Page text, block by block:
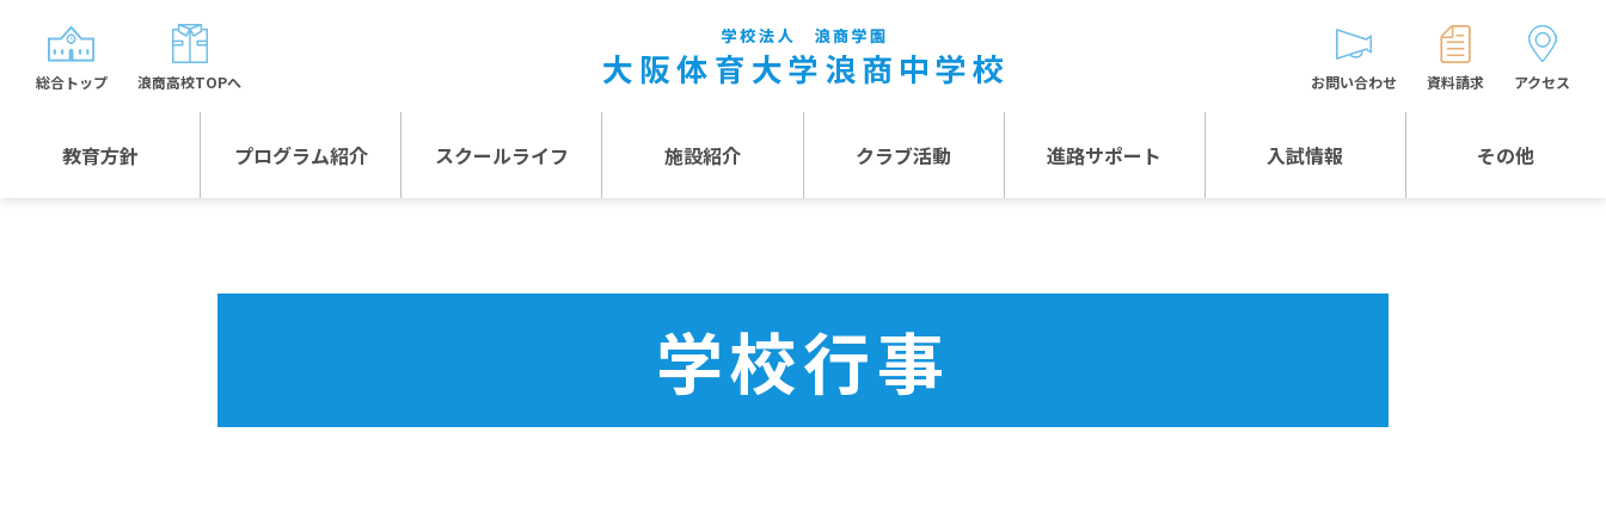
教育方針 プログラム紹介 スクールライフ 施設紹介 クラブ活動 進路サポート 入試情報 その他
お問い合わせ 資料請求 アクセス
総合トップ 浪商高校TOPへ
学校行事